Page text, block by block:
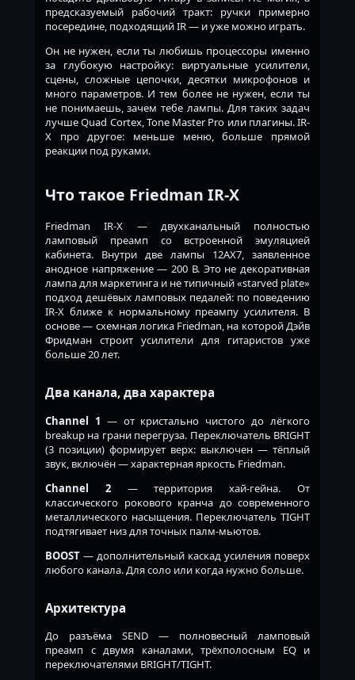
предсказуемый рабочий тракт: ручки примерно
посередине, подходящий IR — и уже можно играть.
Он не нужен, если ты любишь процессоры именно
за глубокую настройку: виртуальные усилители,
сцены, сложные цепочки, десятки микрофонов и
много параметров. И тем более не нужен, если ты
не понимаешь, зачем тебе лампы. Для таких задач
лучше Quad Cortex, Tone Master Pro или плагины. IR-
X про другое: меньше меню, больше прямой
реакции под руками.
Что такое Friedman IR-X
Friedman IR-X — двухканальный полностью
ламповый преамп со встроенной эмуляцией
кабинета. Внутри две лампы 12AX7, заявленное
анодное напряжение — 200 В. Это не декоративная
лампа для маркетинга и не типичный «starved plate»
подход дешёвых ламповых педалей: по поведению
IR-X ближе к нормальному преампу усилителя. В
основе — схемная логика Friedman, на которой Дэйв
Фридман строит усилители для гитаристов уже
больше 20 лет.
Два канала, два характера
Channel 1 — от кристально чистого до лёгкого
breakup на грани перегруза. Переключатель BRIGHT
(3 позиции) формирует верх: выключен — тёплый
звук, включён — характерная яркость Friedman.
Channel 2— территория хай-гейна. От
классического рокового кранча до современного
металлического насыщения. Переключатель TIGHT
подтягивает низ для точных палм-мьютов.
BOOST — дополнительный каскад усиления поверх
любого канала. Для соло или когда нужно больше.
Архитектура
До разъёма SEND — полновесный ламповый
преамп с двумя каналами, трёхполосным EQ и
переключателями BRIGHT/TIGHT.